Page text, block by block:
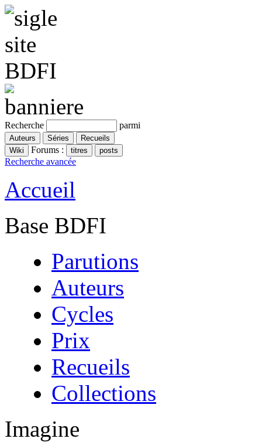
Recherche parmi
Forums :
Recherche avancée
Accueil
Base BDFI
Parutions
Auteurs
Cycles
Prix
Recueils
Collections
Imagine